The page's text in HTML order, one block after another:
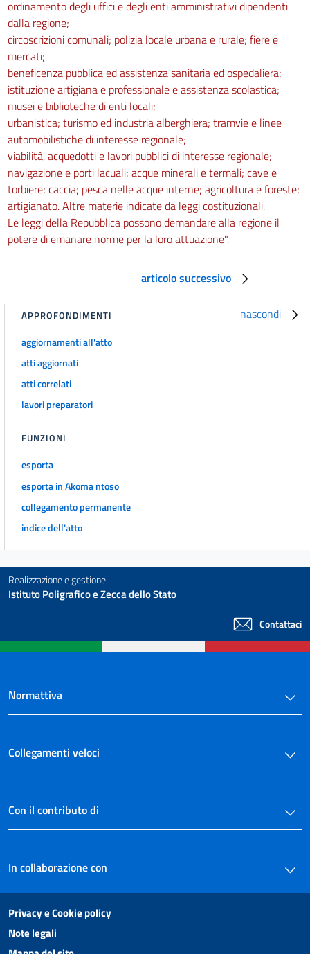
ordinamento degli uffici e degli enti amministrativi dipendenti
dalla regione;
circoscrizioni comunali; polizia locale urbana e rurale; fiere e
mercati;
beneficenza pubblica ed assistenza sanitaria ed ospedaliera;
istituzione artigiana e professionale e assistenza scolastica;
musei e biblioteche di enti locali;
urbanistica; turismo ed industria alberghiera; tramvie e linee
automobilistiche di interesse regionale;
viabilità, acquedotti e lavori pubblici di interesse regionale;
navigazione e porti lacuali; acque minerali e termali; cave e
torbiere; caccia; pesca nelle acque interne; agricoltura e foreste;
artigianato. Altre materie indicate da leggi costituzionali.
Le leggi della Repubblica possono demandare alla regione il
potere di emanare norme per la loro attuazione".
articolo successivo
nascondi
APPROFONDIMENTI
aggiornamenti all'atto
atti aggiornati
atti correlati
lavori preparatori
FUNZIONI
esporta
esporta in Akoma ntoso
collegamento permanente
indice dell'atto
Realizzazione e gestione
Istituto Poligrafico e Zecca dello Stato
Contattaci
Normattiva
Collegamenti veloci
Con il contributo di
In collaborazione con
Privacy e Cookie policy
Note legali